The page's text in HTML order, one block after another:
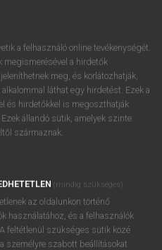
APPLIKÁCIÓ
BŐVÍTMÉNY
a felhasználó online tevékenységét.
megismerésével a hirdetők
meg, és korlátozhatják,
láthat egy hirdetést. Ezek a
és hirdetőkkel is megoszthatják
állandó sütik, amelyek szinte
származnak.
(mindig szükséges)
az oldalunkon történő
használatához, és a felhasználók
feltétlenül szükséges sütik közé
személyre szabott beállításokat